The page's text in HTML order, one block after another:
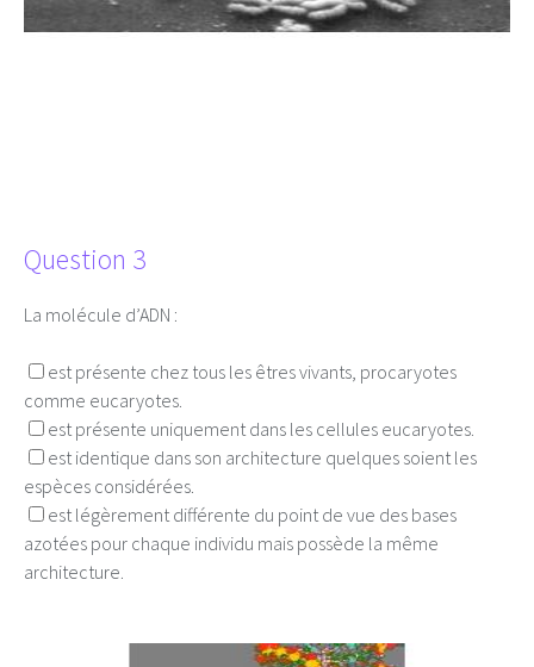
Question 3
La molécule d’ADN :
est présente chez tous les êtres vivants, procaryotes
comme eucaryotes.
est présente uniquement dans les cellules eucaryotes.
est identique dans son architecture quelques soient les
espèces considérées.
est légèrement différente du point de vue des bases
azotées pour chaque individu mais possède la même
architecture.